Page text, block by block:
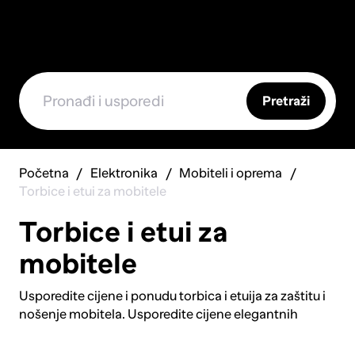
Pretraži
Početna Elektronika
Mobiteli i oprema
Torbice i etui za mobitele
Torbice i etui za
mobitele
Usporedite cijene i ponudu torbica i etuija za zaštitu i
nošenje mobitela. Usporedite cijene elegantnih